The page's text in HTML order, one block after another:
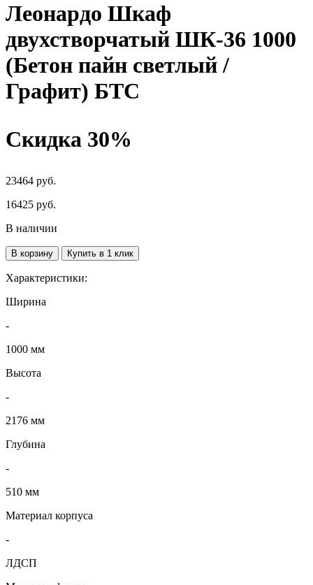
Леонардо Шкаф
двухстворчатый ШК-36 1000
(Бетон пайн светлый /
Графит) БТС
Скидка 30%
23464 руб.
16425 руб.
В наличии
В корзину Купить в 1 клик
Характеристики:
Ширина
-
1000 мм
Высота
-
2176 мм
Глубина
-
510 мм
Материал корпуса
-
ЛДСП